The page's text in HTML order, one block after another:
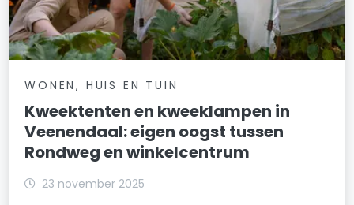
WONEN, HUIS EN TUIN
Kweektenten en kweeklampen in
Veenendaal: eigen oogst tussen
Rondweg en winkelcentrum
23 november 2025